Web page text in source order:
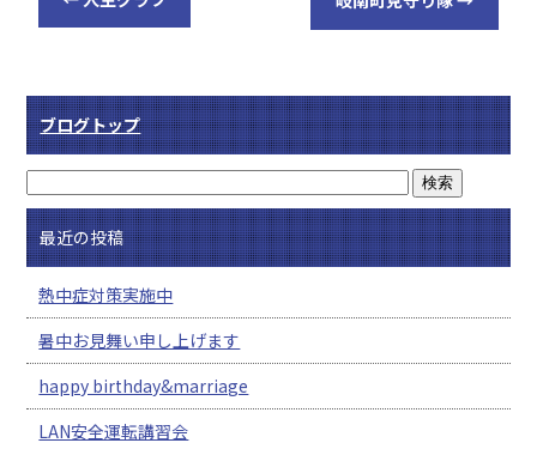
ブログトップ
最近の投稿
熱中症対策実施中
暑中お見舞い申し上げます
happy birthday&marriage
LAN安全運転講習会